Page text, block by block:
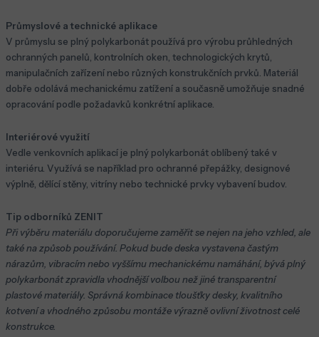
Průmyslové a technické aplikace
V průmyslu se plný polykarbonát používá pro výrobu průhledných
ochranných panelů, kontrolních oken, technologických krytů,
manipulačních zařízení nebo různých konstrukčních prvků. Materiál
dobře odolává mechanickému zatížení a současně umožňuje snadné
opracování podle požadavků konkrétní aplikace.
Interiérové využití
Vedle venkovních aplikací je plný polykarbonát oblíbený také v
interiéru. Využívá se například pro ochranné přepážky, designové
výplně, dělící stěny, vitríny nebo technické prvky vybavení budov.
Tip odborníků ZENIT
Při výběru materiálu doporučujeme zaměřit se nejen na jeho vzhled, ale
také na způsob používání. Pokud bude deska vystavena častým
nárazům, vibracím nebo vyššímu mechanickému namáhání, bývá plný
polykarbonát zpravidla vhodnější volbou než jiné transparentní
plastové materiály. Správná kombinace tloušťky desky, kvalitního
kotvení a vhodného způsobu montáže výrazně ovlivní životnost celé
konstrukce.